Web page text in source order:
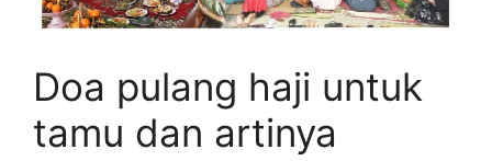
Doa pulang haji untuk
tamu dan artinya